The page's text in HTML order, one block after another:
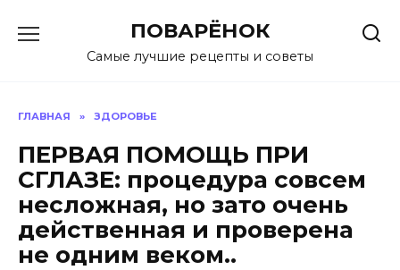
содержанию
ПОВАРЁНОК
Самые лучшие рецепты и советы
ГЛАВНАЯ » ЗДОРОВЬЕ
ПЕРВАЯ ПОМОЩЬ ПРИ
СГЛАЗЕ: процедура совсем
несложная, но зато очень
действенная и проверена
не одним веком..